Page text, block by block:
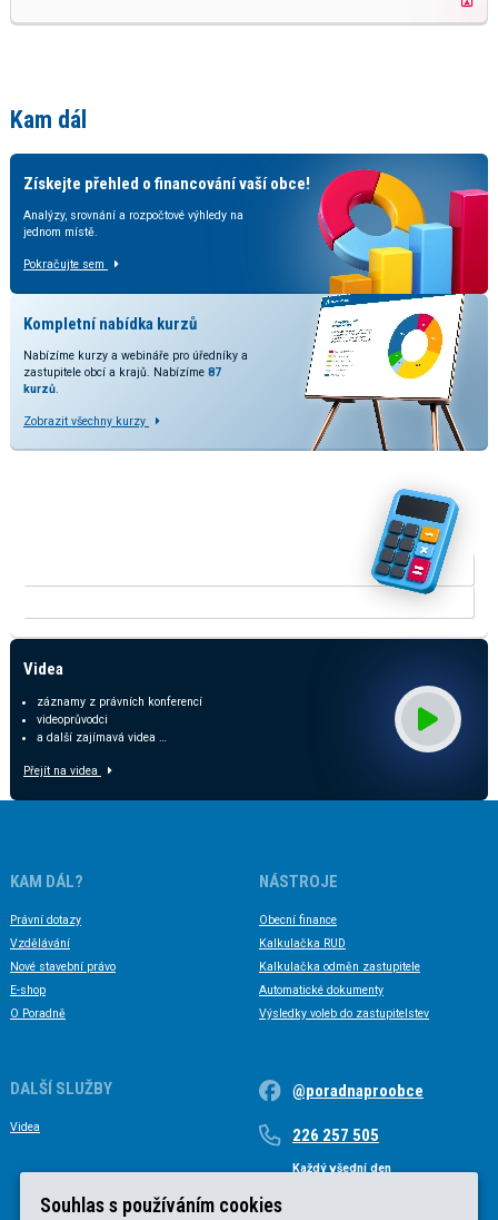
Kam dál
Získejte přehled o financování vaší obce!
Analýzy, srovnání a rozpočtové výhledy na
jednom místě.
Pokračujte sem
Kompletní nabídka kurzů
Nabízíme kurzy a webináře pro úředníky a
zastupitele obcí a krajů. Nabízíme 87
kurzů
Zobrazit všechny kurzy
Videa
záznamy z právních konferencí
videoprůvodci
a další zajímavá videa …
Přejít na videa
KAM DÁL?
Právní dotazy
Vzdělávání
Nové stavební právo
E-shop
O Poradně
NÁSTROJE
Obecní finance
Kalkulačka RUD
Kalkulačka odměn zastupitele
Automatické dokumenty
Výsledky voleb do zastupitelstev
DALŠÍ SLUŽBY
Videa
@poradnaproobce
226 257 505
Každý všední den
Souhlas s používáním cookies